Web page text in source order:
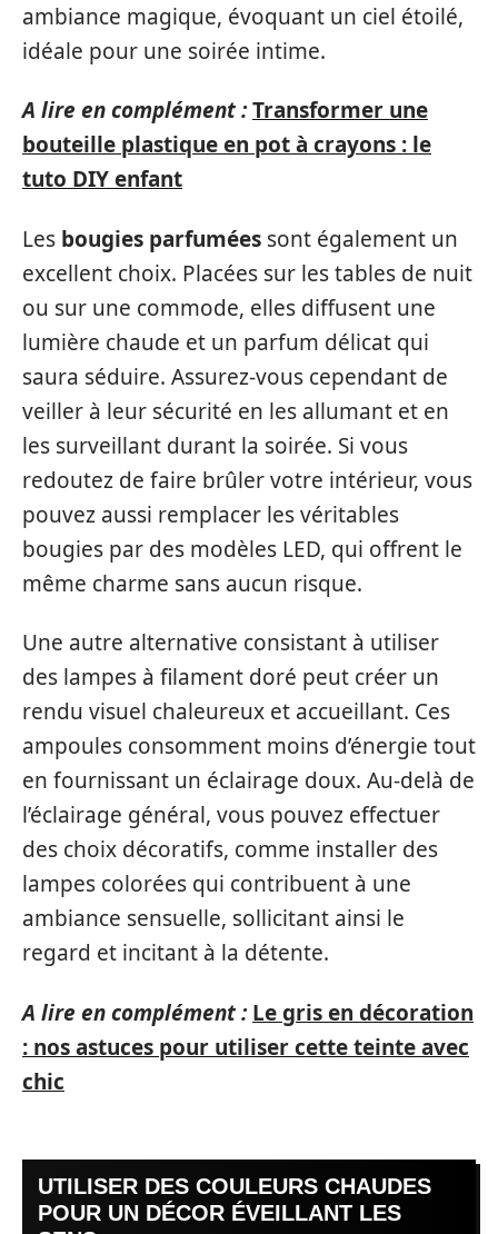
ambiance magique, évoquant un ciel étoilé,
idéale pour une soirée intime.
A lire en complément :Transformer une
bouteille plastique en pot à crayons : le
tuto DIY enfant
Les bougies parfumées sont également un
excellent choix. Placées sur les tables de nuit
ou sur une commode, elles diffusent une
lumière chaude et un parfum délicat qui
saura séduire. Assurez-vous cependant de
veiller à leur sécurité en les allumant et en
les surveillant durant la soirée. Si vous
redoutez de faire brûler votre intérieur, vous
pouvez aussi remplacer les véritables
bougies par des modèles LED, qui offrent le
même charme sans aucun risque.
Une autre alternative consistant à utiliser
des lampes à filament doré peut créer un
rendu visuel chaleureux et accueillant. Ces
ampoules consomment moins d’énergie tout
en fournissant un éclairage doux. Au-delà de
l’éclairage général, vous pouvez effectuer
des choix décoratifs, comme installer des
lampes colorées qui contribuent à une
ambiance sensuelle, sollicitant ainsi le
regard et incitant à la détente.
A lire en complément : Le gris en décoration
: nos astuces pour utiliser cette teinte avec
chic
UTILISER DES COULEURS CHAUDES
POUR UN DÉCOR ÉVEILLANT LES